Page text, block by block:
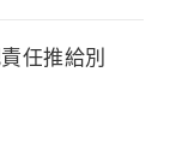
任推給別